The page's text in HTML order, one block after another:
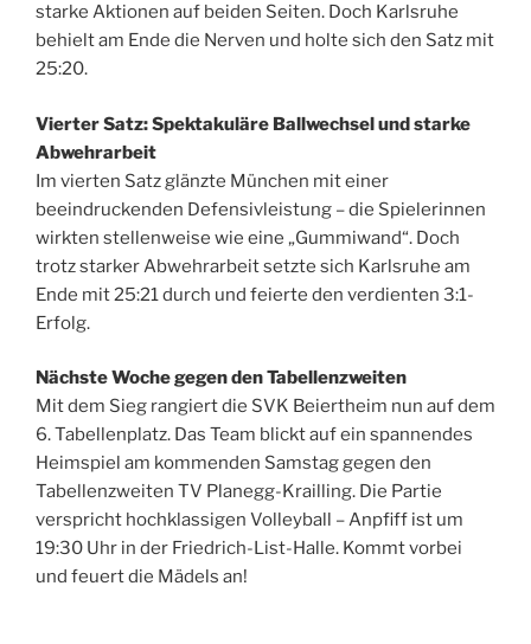
starke Aktionen auf beiden Seiten. Doch Karlsruhe
behielt am Ende die Nerven und holte sich den Satz mit
25:20.
Vierter Satz: Spektakuläre Ballwechsel und starke
Abwehrarbeit
Im vierten Satz glänzte München mit einer
beeindruckenden Defensivleistung – die Spielerinnen
wirkten stellenweise wie eine „Gummiwand“. Doch
trotz starker Abwehrarbeit setzte sich Karlsruhe am
Ende mit 25:21 durch und feierte den verdienten 3:1-
Erfolg.
Nächste Woche gegen den Tabellenzweiten
Mit dem Sieg rangiert die SVK Beiertheim nun auf dem
6. Tabellenplatz. Das Team blickt auf ein spannendes
Heimspiel am kommenden Samstag gegen den
Tabellenzweiten TV Planegg-Krailling. Die Partie
verspricht hochklassigen Volleyball – Anpfiff ist um
19:30 Uhr in der Friedrich-List-Halle. Kommt vorbei
und feuert die Mädels an!